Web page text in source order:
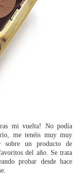
mi vuelta! No podía
me tenéis muy muy
sobre un producto de
del año. Se trata
probar desde hace